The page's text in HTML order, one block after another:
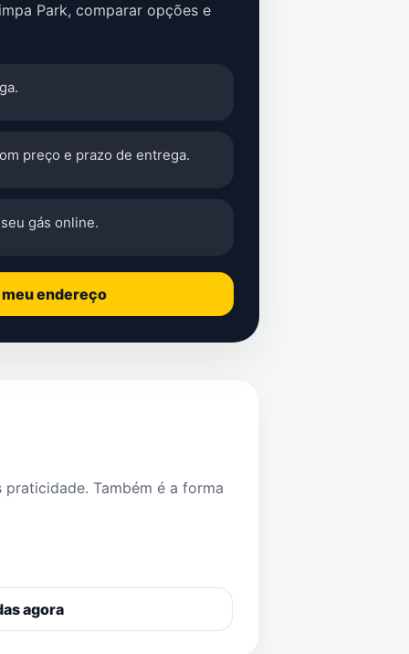
Park, comparar opções e
preço e prazo de entrega.
gás online.
endereço
Também é a forma
agora